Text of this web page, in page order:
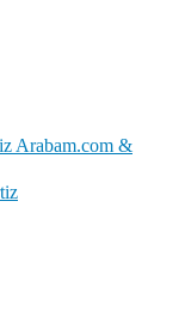
Arabam.com &